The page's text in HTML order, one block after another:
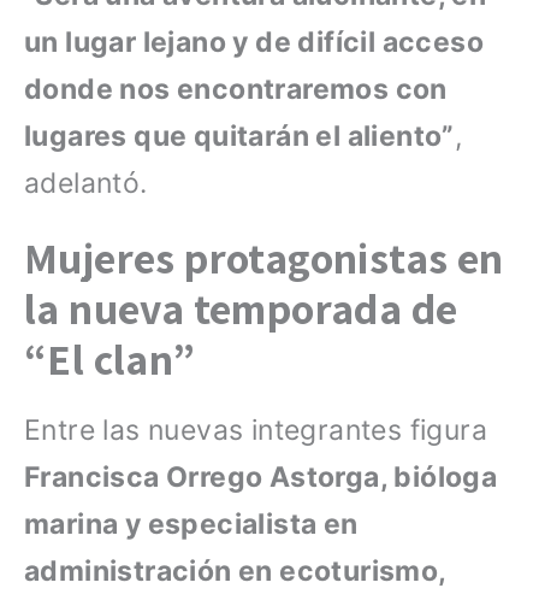
un lugar lejano y de difícil acceso
donde nos encontraremos con
lugares que quitarán el aliento”,
adelantó.
Mujeres protagonistas en
la nueva temporada de
“El clan”
Entre las nuevas integrantes figura
Francisca Orrego Astorga, bióloga
marina y especialista en
administración en ecoturismo,